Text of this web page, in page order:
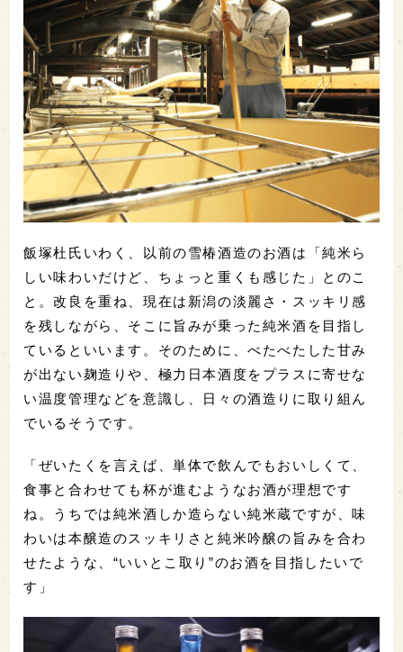
飯塚杜氏いわく、以前の雪椿酒造のお酒は「純米ら
しい味わいだけど、ちょっと重くも感じた」とのこ
と。改良を重ね、現在は新潟の淡麗さ・スッキリ感
を残しながら、そこに旨みが乗った純米酒を目指し
ているといいます。そのために、べたべたした甘み
が出ない麹造りや、極力日本酒度をプラスに寄せな
い温度管理などを意識し、日々の酒造りに取り組ん
でいるそうです。
「ぜいたくを言えば、単体で飲んでもおいしくて、
食事と合わせても杯が進むようなお酒が理想です
ね。うちでは純米酒しか造らない純米蔵ですが、味
わいは本醸造のスッキリさと純米吟醸の旨みを合わ
せたような、“いいとこ取り”のお酒を目指したいで
す」